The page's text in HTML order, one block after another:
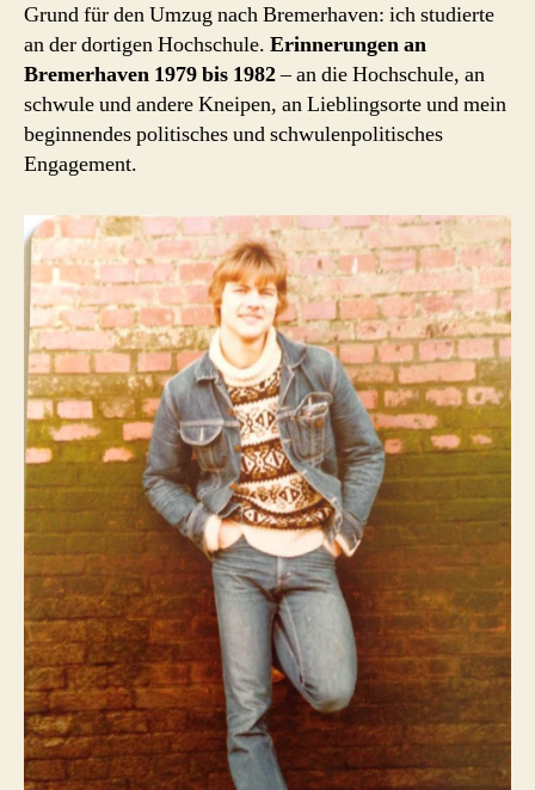
Grund für den Umzug nach Bremerhaven: ich studierte
an der dortigen Hochschule. Erinnerungen an
Bremerhaven 1979 bis 1982– an die Hochschule, an
schwule und andere Kneipen, an Lieblingsorte und mein
beginnendes politisches und schwulenpolitisches
Engagement.